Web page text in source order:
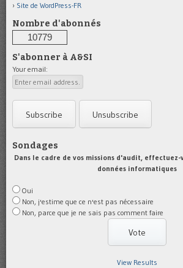
Site de WordPress-FR
Nombre d'abonnés
10779
S'abonner à A&SI
Your email:
Sondages
Dans le cadre de vos missions d'audit, effectuez-
données informatiques
Oui
Non, j'estime que ce n'est pas nécessaire
Non, parce que je ne sais pas comment faire
View Results